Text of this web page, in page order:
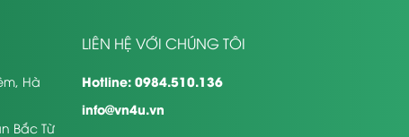
Hà
Bắc Từ
LIÊN HỆ VỚI CHÚNG TÔI
Hotline: 0984.510.136
info@vn4u.vn